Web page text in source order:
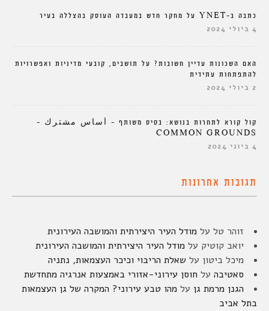
כתבה ב-YNET על מחקר חדש במעבדה העוסק בהצללה בעיר
4 ביולי 2024
האם השכונות עדיין חשובות? על תושבים, קובעי מדיניות ואפשרויות
להתפתחות עתידית
2 ביולי 2024
קול קורא לתחרות בנושא: בסיס משותף – أساس مشترك –
COMMON GROUNDS
4 ביוני 2024
תגובות אחרונות
זוהר טל על מודל העיר היצירתית והמושבה העירונית
יואב קוטיק על מודל העיר היצירתית והמושבה העירונית
מיכל ביטון על שאלת הריבוי וכיכר העצמאות, נתניה
סאטיבה על חוסן עירוני-אזורי באמצעות אנרגיה מתחדשת
הגנן מרמת גן על מהו טבע עירוני? המקרה של גן העצמאות
בתל אביב